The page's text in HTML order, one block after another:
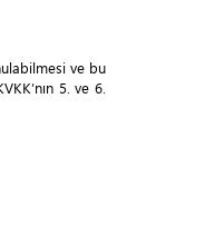
ve bu
5. ve 6.